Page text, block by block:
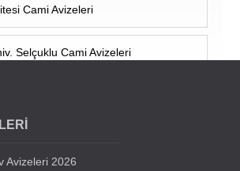
Cami Avizeleri
Selçuklu Cami Avizeleri
Avizeleri 2026